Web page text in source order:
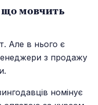
що мовчить
Але в нього є
з продажу
номінує